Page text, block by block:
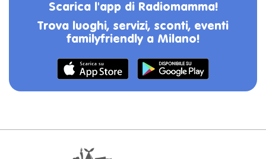
Scarica l'app di Radiomamma!
Trova luoghi, servizi, sconti, eventi
familyfriendly a Milano!